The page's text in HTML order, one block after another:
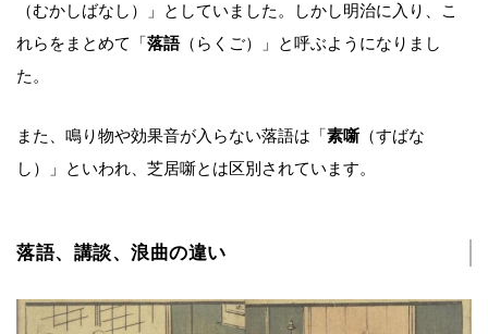
（むかしばなし）」としていました。しかし明治に入り、こ
れらをまとめて「落語（らくご）」と呼ぶようになりまし
た。
また、鳴り物や効果音が入らない落語は「素噺 （すばな
し）」といわれ、芝居噺とは区別されています。
落語、講談、浪曲の違い